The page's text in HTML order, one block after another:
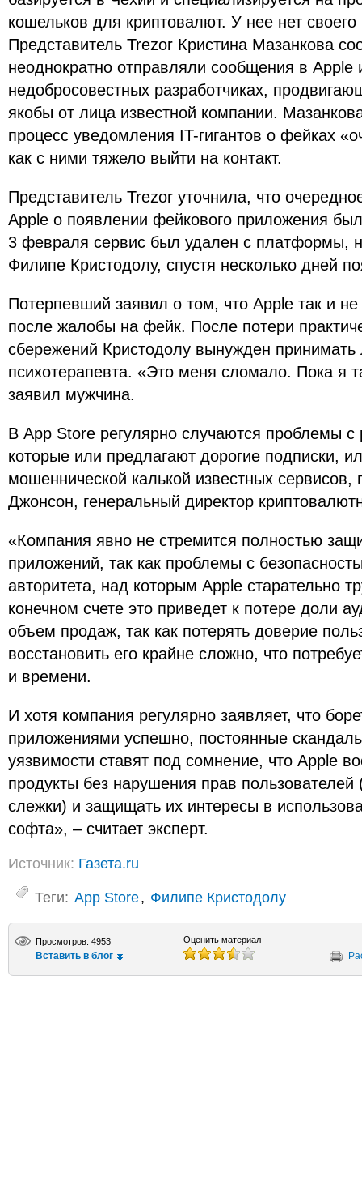
кошельков для криптовалют. У нее нет
Представитель Trezor Кристина Мазанкова
неоднократно отправляли сообщения в
недобросовестных разработчиках,
якобы от лица известной компании.
процесс уведомления IT-гигантов о фейках
как с ними тяжело выйти на контакт.
Представитель Trezor уточнила, что
Apple о появлении фейкового приложения
3 февраля сервис был удален с платформы,
Филипе Кристодолу, спустя несколько дней
Потерпевший заявил о том, что Apple так и
после жалобы на фейк. После потери
сбережений Кристодолу вынужден принимать
психотерапевта. «Это меня сломало. Пока я
заявил мужчина.
В App Store регулярно случаются проблемы
которые или предлагают дорогие подписки,
мошеннической калькой известных
Джонсон, генеральный директор
«Компания явно не стремится полностью
приложений, так как проблемы с
авторитета, над которым Apple старательно
конечном счете это приведет к потере доли
объем продаж, так как потерять доверие
восстановить его крайне сложно, что
и времени.
И хотя компания регулярно заявляет, что
приложениями успешно, постоянные
уязвимости ставят под сомнение, что Apple
продукты без нарушения прав пользователей
слежки) и защищать их интересы в
софта», – считает эксперт.
Источник: Газета.ru
Теги: App Store, Филипе Кристодолу
Просмотров: 4953
Вставить в блог
Оценить материал